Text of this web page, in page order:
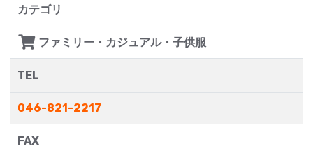
カテゴリ
ファミリー・カジュアル・子供服
TEL
046-821-2217
FAX